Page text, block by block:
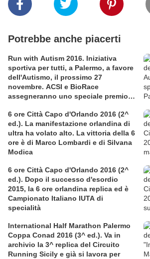
Potrebbe anche piacerti
Run with Autism 2016. Iniziativa
sportiva per tutti, a Palermo, a favore
dell'Autismo, il prossimo 27
novembre. ACSI e BioRace
assegneranno uno speciale premio
6 ore Città Capo d'Orlando 2016 (2^
ed.). La manifestazione orlandina di
ultra ha volato alto. La vittoria della 6
ore è di Marco Lombardi e di Silvana
Modica
6 ore Città Capo d'Orlando 2016 (2^
ed.). Dopo il successo d'esordio
2015, la 6 ore orlandina replica ed è
Campionato Italiano IUTA di
specialità
International Half Marathon Palermo
Coppa Conad 2016 (3^ ed.). Va in
archivio la 3^ replica del Circuito
Running Sicily e già si lavora per